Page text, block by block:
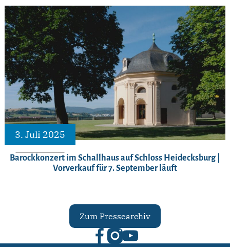
3. Juli 2025
Barockkonzert im Schallhaus auf Schloss Heidecksburg |
Vorverkauf für 7. September läuft
Zum Pressearchiv